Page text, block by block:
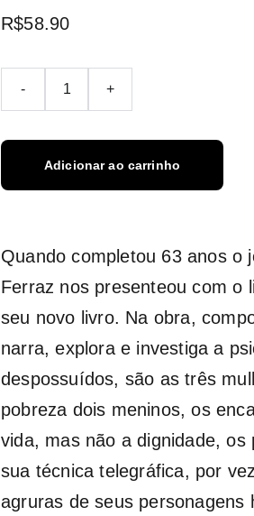
R$58.90
- +
Adicionar ao carrinho
Quando completou 63 anos o
Ferraz nos presenteou com o
seu novo livro. Na obra,
narra, explora e investiga a
despossuídos, são as três
pobreza dois meninos, os
vida, mas não a dignidade,
sua técnica telegráfica, por
agruras de seus personagens